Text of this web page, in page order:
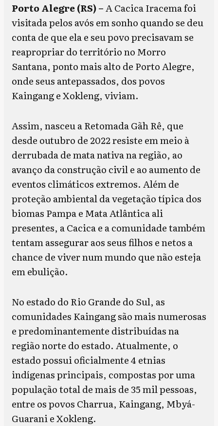
Porto Alegre (RS) –ACacica Iracema foi
visitada pelos avós em sonho quando se deu
conta de que ela e seu povo precisavam se
reapropriar do território no Morro
Santana, ponto mais alto de Porto Alegre,
onde seus antepassados, dos povos
Kaingang e Xokleng, viviam.
Assim, nasceu a Retomada Gãh Rê, que
desde outubro de 2022 resiste em meio à
derrubada de mata nativa na região, ao
avanço da construção civil e ao aumento de
eventos climáticos extremos. Além de
proteção ambiental da vegetação típica dos
biomas Pampa e Mata Atlântica ali
presentes, a Cacica e a comunidade também
tentam assegurar aos seus filhos e netos a
chance de viver num mundo que não esteja
em ebulição.
No estado do Rio Grande do Sul, as
comunidades Kaingang são mais numerosas
e predominantemente distribuídas na
região norte do estado. Atualmente, o
estado possui oficialmente 4 etnias
indígenas principais, compostas por uma
população total de mais de 35 mil pessoas,
entre os povos Charrua, Kaingang, Mbyá-
Guarani e Xokleng.